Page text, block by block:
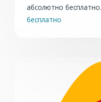
абсолютно бесплатно.
бесплатно